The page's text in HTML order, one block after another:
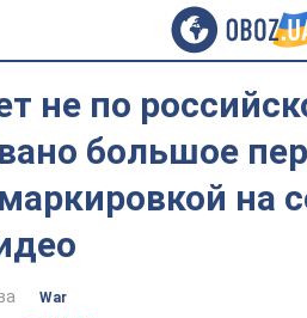
не по
большое
на
War